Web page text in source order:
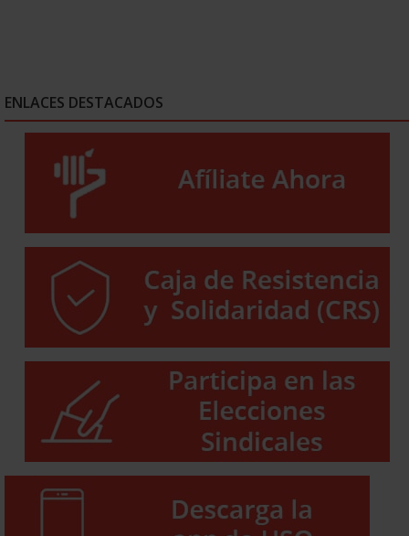
ENLACES DESTACADOS